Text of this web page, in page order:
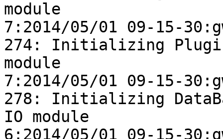
module
7:2014/05/01 09-15-
274: Initializing
module
7:2014/05/01 09-15-
278: Initializing
IO module
6:2014/05/01 09-15-